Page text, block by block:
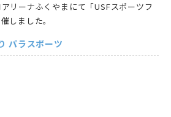
リーナふくやまにて「USFスポーツフ
しました。
パラスポーツ